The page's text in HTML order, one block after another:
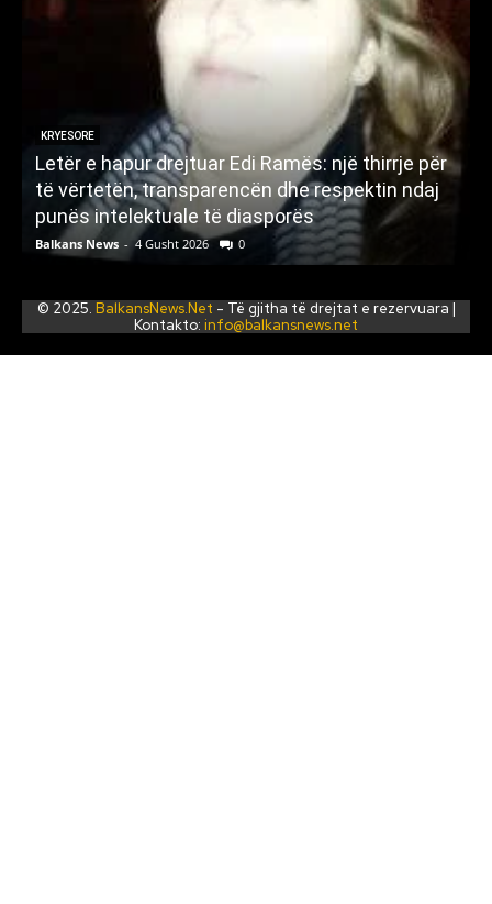
KRYESORE
Letër e hapur drejtuar Edi Ramës: një thirrje për
të vërtetën, transparencën dhe respektin ndaj
punës intelektuale të diasporës
Balkans News - 4 Gusht 2026 0
© 2025. BalkansNews.Net - Të gjitha të drejtat e rezervuara |
Kontakto: info@balkansnews.net